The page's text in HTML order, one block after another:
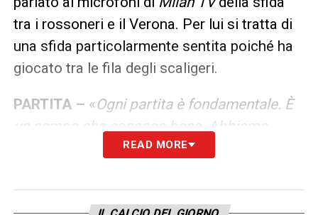
tra i rossoneri e il Verona. Per lui si tratta di
una sfida particolarmente sentita poiché ha
giocato tra le fila degli scaligeri.
PARTITA – «Ogni partita è fondamentale. È
un campo che conosco bene. Abbiamo
preparato bene la partita e sappiamo cosa
qua (Bentegodi, ndr) non è mai facile, anche
READ MORE